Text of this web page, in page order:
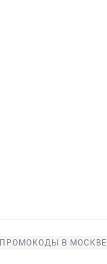
ПРОМОКОДЫ В МОСКВЕ